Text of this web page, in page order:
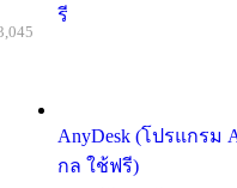
รี
AnyDesk (โปรแกรม
กล ใช้ฟรี)